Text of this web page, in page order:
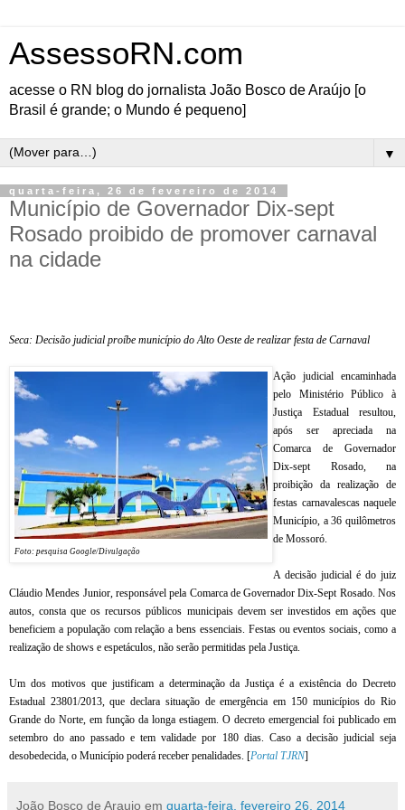
AssessoRN.com
acesse o RN blog do jornalista João Bosco de Araújo [o
Brasil é grande; o Mundo é pequeno]
▼
quarta-feira, 26 de fevereiro de 2014
Município de Governador Dix-sept
Rosado proibido de promover carnaval
na cidade
Seca: Decisão judicial proíbe município do Alto Oeste de realizar festa de Carnaval
Foto: pesquisa Google/Divulgação
Ação judicial encaminhada
pelo Ministério Público à
Justiça Estadual resultou,
após ser apreciada na
Comarca de Governador
Dix-sept Rosado, na
proibição da realização de
festas carnavalescas naquele
Município, a 36 quilômetros
de Mossoró.
A decisão judicial é do juiz
Cláudio Mendes Junior, responsável pela Comarca de Governador Dix-Sept Rosado. Nos
autos, consta que os recursos públicos municipais devem ser investidos em ações que
beneficiem a população com relação a bens essenciais. Festas ou eventos sociais, como a
realização de shows e espetáculos, não serão permitidas pela Justiça.
Um dos motivos que justificam a determinação da Justiça é a existência do Decreto
Estadual 23801/2013, que declara situação de emergência em 150 municípios do Rio
Grande do Norte, em função da longa estiagem. O decreto emergencial foi publicado em
setembro do ano passado e tem validade por 180 dias. Caso a decisão judicial seja
desobedecida, o Município poderá receber penalidades. [Portal TJRN]
João Bosco de Araujo em quarta-feira, fevereiro 26, 2014